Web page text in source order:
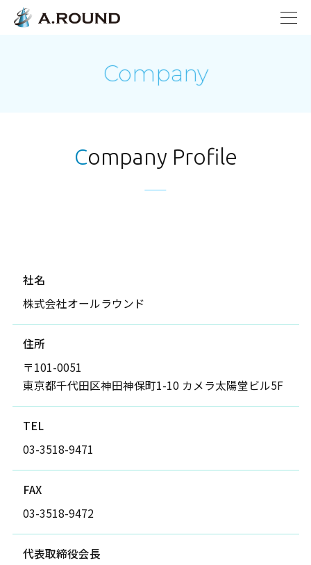
Company
Company Profile
社名
株式会社オールラウンド
住所
〒101-0051
東京都千代田区神田神保町1-10 カメラ太陽堂ビル5F
TEL
03-3518-9471
FAX
03-3518-9472
代表取締役会長